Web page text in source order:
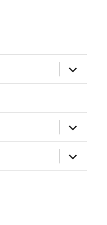
ブ
メ
ー
を
展
開
ブ
メ
ニ
ュ
ー
ブ
メ